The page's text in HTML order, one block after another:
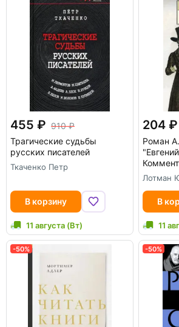
455
910
Трагические судьбы
русских писателей
Ткаченко Петр
В корзину
11 августа (Вт)
204
Роман
Лотман
В
11
-50% -50%